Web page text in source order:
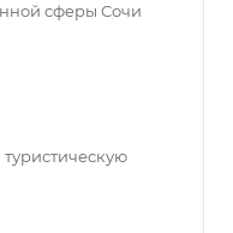
сферы Сочи